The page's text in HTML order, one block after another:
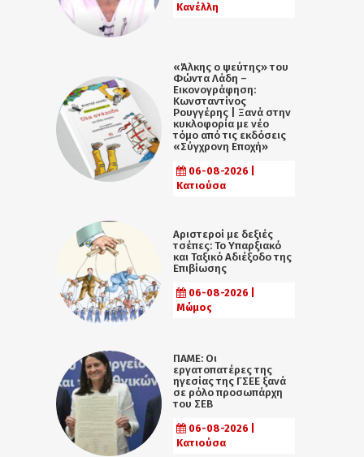
Κανέλλη
«Άλκης ο ψεύτης» του
Φώντα Λάδη –
Εικονογράφηση:
Κωνσταντίνος
Ρουγγέρης | Ξανά στην
κυκλοφορία με νέο
τόμο από τις εκδόσεις
«Σύγχρονη Εποχή»
06-08-2026 |
Κατιούσα
Αριστεροί με δεξιές
τσέπες: Το Υπαρξιακό
και Ταξικό Αδιέξοδο της
Επιβίωσης
06-08-2026 |
Μώμος
ΠΑΜΕ: Οι
εργατοπατέρες της
ηγεσίας της ΓΣΕΕ ξανά
σε ρόλο προσωπάρχη
του ΣΕΒ
06-08-2026 |
Κατιούσα